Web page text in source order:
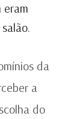
eram
da
a
do